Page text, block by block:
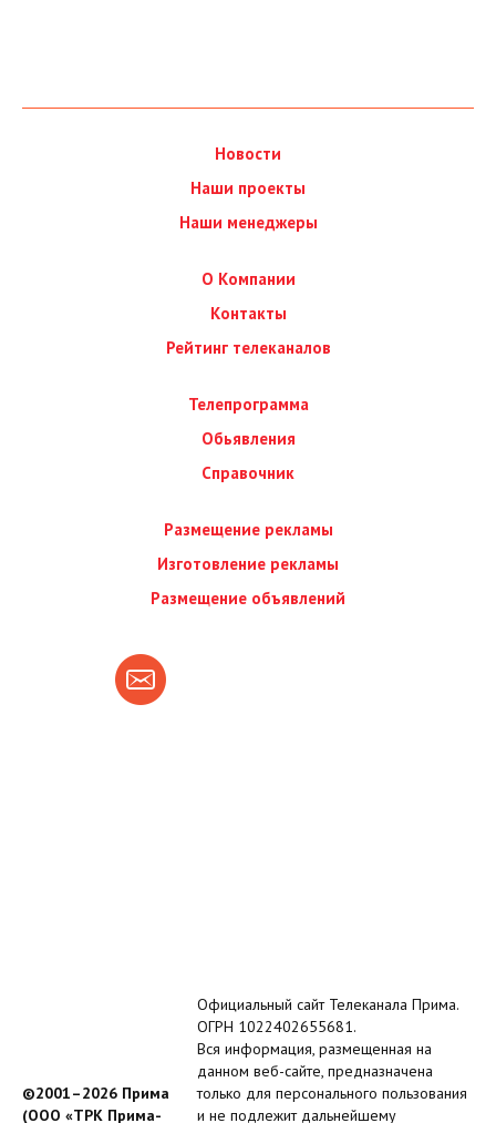
Новости
Наши проекты
Наши менеджеры
О Компании
Контакты
Рейтинг телеканалов
Телепрограмма
Обьявления
Справочник
Размещение рекламы
Изготовление рекламы
Размещение объявлений
©2001–2026 Прима
(ООО «ТРК Прима-
Официальный сайт Телеканала Прима.
ОГРН 1022402655681.
Вся информация, размещенная на
данном веб-сайте, предназначена
только для персонального пользования
и не подлежит дальнейшему